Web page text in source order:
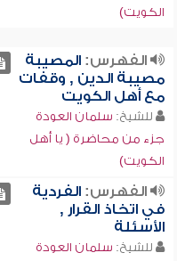
الكويت)
الفهرس:المصيبة
مصيبة الدين , وقفات
مع أهل الكويت
للشيخ: سلمان العودة
جزء من محاضرة ( يا أهل
الكويت)
الفهرس:الفردية
في اتخاذ القرار ,
الأسئلة
للشيخ: سلمان العودة